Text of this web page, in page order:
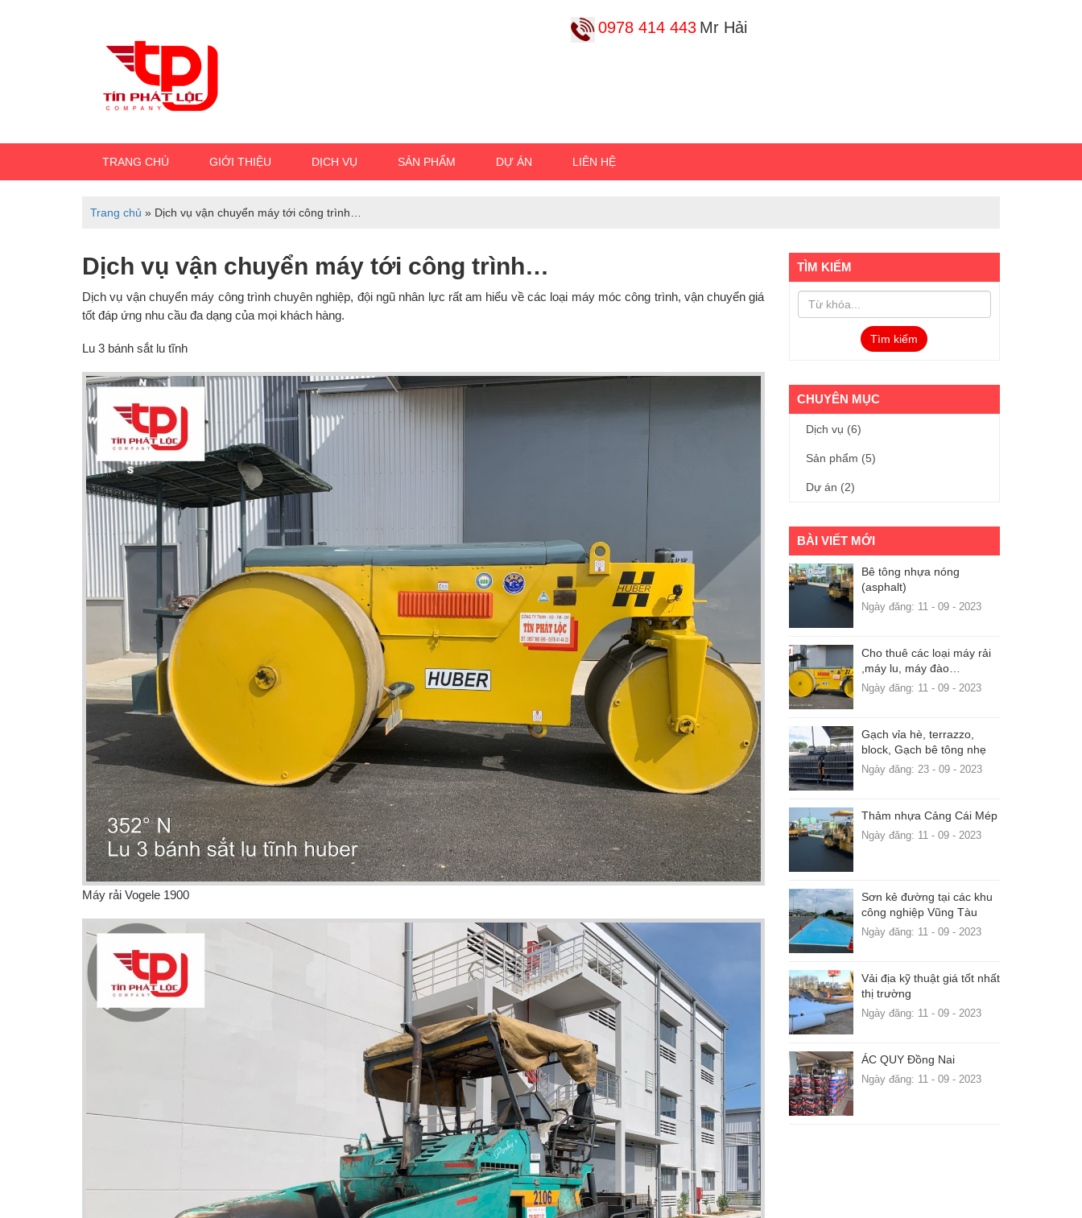
0978 414 443 Mr Hải
TRANG CHỦ GIỚI THIỆU DỊCH VỤ SẢN PHẨM DỰ ÁN LIÊN HỆ
Trang chủ » Dịch vụ vận chuyển máy tới công trình…
Dịch vụ vận chuyển máy tới công trình…
Dịch vụ vận chuyển máy công trình chuyên nghiệp, đội ngũ nhân lực rất am hiểu về các loại máy móc công trình, vận chuyển giá
tốt đáp ứng nhu cầu đa dạng của mọi khách hàng.
Lu 3 bánh sắt lu tĩnh
Máy rải Vogele 1900
TÌM KIẾM
Tìm kiếm
CHUYÊN MỤC
Dịch vụ (6)
Sản phẩm (5)
Dự án (2)
BÀI VIẾT MỚI
Bê tông nhựa nóng
(asphalt)
Ngày đăng: 11 - 09 - 2023
Cho thuê các loại máy rải
,máy lu, máy đào…
Ngày đăng: 11 - 09 - 2023
Gạch vỉa hè, terrazzo,
block, Gạch bê tông nhẹ
Ngày đăng: 23 - 09 - 2023
Thảm nhựa Cảng Cái Mép
Ngày đăng: 11 - 09 - 2023
Sơn kẻ đường tại các khu
công nghiệp Vũng Tàu
Ngày đăng: 11 - 09 - 2023
Vải địa kỹ thuật giá tốt nhất
thị trường
Ngày đăng: 11 - 09 - 2023
ÁC QUY Đồng Nai
Ngày đăng: 11 - 09 - 2023